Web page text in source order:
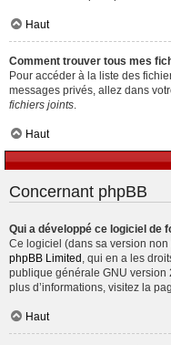
Haut
Comment trouver tous mes
Pour accéder à la liste des
messages privés, allez dans
fichiers joints
Haut
Concernant phpBB
Qui a développé ce logiciel de
Ce logiciel (dans sa version
phpBB Limited , qui en a les
publique générale GNU version
plus d’informations, visitez la
Haut